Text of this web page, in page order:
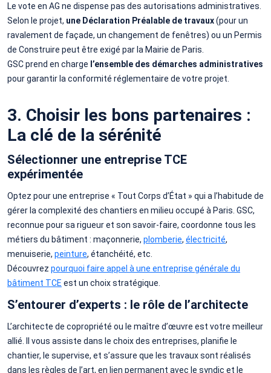
Le vote en AG ne dispense pas des autorisations administratives.
Selon le projet, une Déclaration Préalable de travaux(pour un
ravalement de façade, un changement de fenêtres) ou un Permis
de Construire peut être exigé par la Mairie de Paris.
GSC prend en charge l’ensemble des démarches administratives
pour garantir la conformité réglementaire de votre projet.
3. Choisir les bons partenaires :
La clé de la sérénité
Sélectionner une entreprise TCE
expérimentée
Optez pour une entreprise « Tout Corps d’État » qui a l’habitude de
gérer la complexité des chantiers en milieu occupé à Paris. GSC,
reconnue pour sa rigueur et son savoir-faire, coordonne tous les
métiers du bâtiment : maçonnerie, plomberie, électricité,
menuiserie, peinture, étanchéité, etc.
Découvrez pourquoi faire appel à une entreprise générale du
bâtiment TCE est un choix stratégique.
S’entourer d’experts : le rôle de l’architecte
L’architecte de copropriété ou le maître d’œuvre est votre meilleur
allié. Il vous assiste dans le choix des entreprises, planifie le
chantier, le supervise, et s’assure que les travaux sont réalisés
dans les règles de l’art, en lien permanent avec le syndic et le